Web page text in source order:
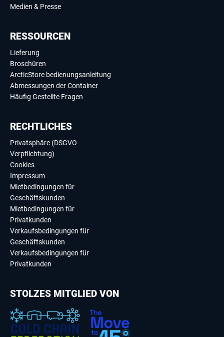
Medien & Presse
RESSOURCEN
Lieferung
Broschüren
ArcticStore bedienungsanleitung
Abmessungen der Container
Häufig Gestellte Fragen
RECHTLICHES
Privatsphäre (DSGVO-
Verpflichtung)
Cookies
Impressum
Mietbedingungen für
Geschäftskunden
Mietbedingungen für
Privatkunden
Verkaufsbedingungen für
Geschäftskunden
Verkaufsbedingungen für
Privatkunden
STOLZES MITGLIED VON